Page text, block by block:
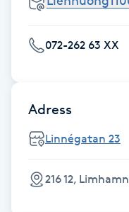
HIFU
Hollywood Peel
Hot Stone Massage
072-262 63 XX
Adress
Linnégatan 23
216 12, Limhamn